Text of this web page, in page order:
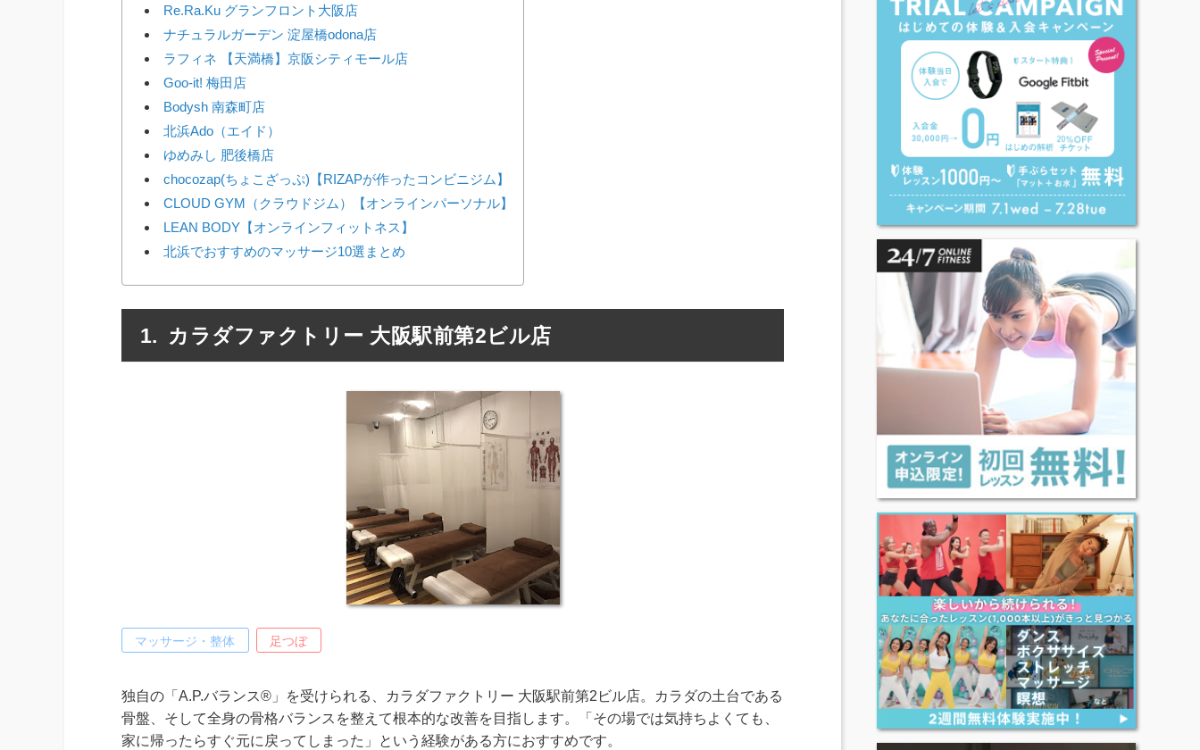
Re.Ra.Ku グランフロント大阪店
ナチュラルガーデン 淀屋橋odona店
ラフィネ 【天満橋】京阪シティモール店
Goo-it! 梅田店
Bodysh 南森町店
北浜Ado（エイド）
ゆめみし 肥後橋店
chocozap(ちょこざっぷ)【RIZAPが作ったコンビニジム】
CLOUD GYM（クラウドジム）【オンラインパーソナル】
LEAN BODY【オンラインフィットネス】
北浜でおすすめのマッサージ10選まとめ
カラダファクトリー 大阪駅前第2ビル店
マッサージ・整体 足つぼ
独自の「A.P.バランス®」を受けられる、カラダファクトリー 大阪駅前第2ビル店。カラダの土台である
骨盤、そして全身の骨格バランスを整えて根本的な改善を目指します。「その場では気持ちよくても、
家に帰ったらすぐ元に戻ってしまった」という経験がある方におすすめです。